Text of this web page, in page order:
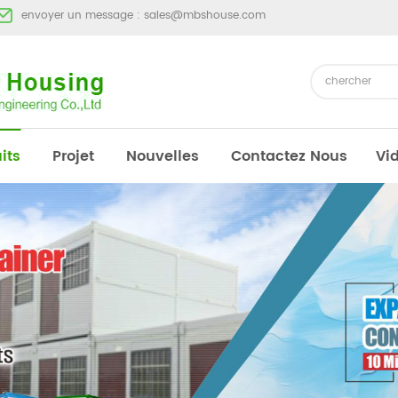
envoyer un message : sales@mbshouse.com
Projet Nouvelles Contactez Nous